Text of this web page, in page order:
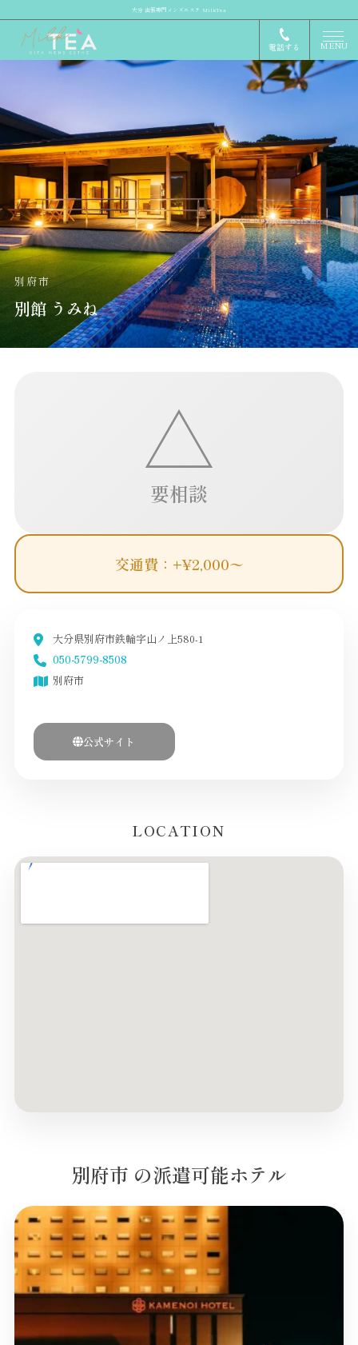
大分 出張専門メンズエステ MilkTea
電話する MENU
別府市
別館 うみね
△
要相談
交通費：+¥2,000〜
大分県別府市鉄輪字山ノ上580-1
050-5799-8508
別府市
公式サイト
LOCATION
別府市 の派遣可能ホテル